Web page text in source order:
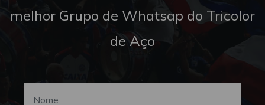
melhor Grupo de Whatsap do Tricolor
de Aço